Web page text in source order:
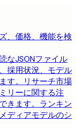
、価格、機能を検
なJSONファイル
採用状況、モデル
す。
リサーチ市場
リーに関する注
きます。 ランキン
ディアモデルのシ